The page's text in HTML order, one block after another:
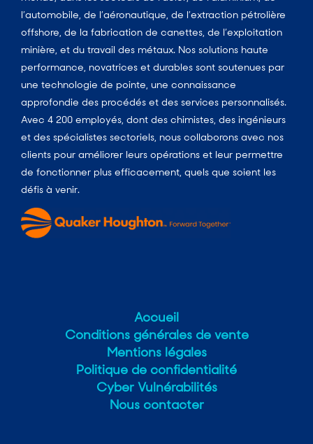
l’automobile, de l’aéronautique, de l’extraction pétrolière
offshore, de la fabrication de canettes, de l’exploitation
minière, et du travail des métaux. Nos solutions haute
performance, novatrices et durables sont soutenues par
une technologie de pointe, une connaissance
approfondie des procédés et des services personnalisés.
Avec 4 200 employés, dont des chimistes, des ingénieurs
et des spécialistes sectoriels, nous collaborons avec nos
clients pour améliorer leurs opérations et leur permettre
de fonctionner plus efficacement, quels que soient les
défis à venir.
Accueil
Conditions générales de vente
Mentions légales
Politique de confidentialité
Cyber Vulnérabilités
Nous contacter